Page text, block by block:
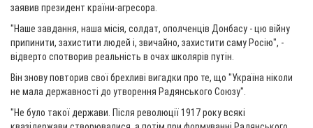
заявив президент країни-агресора.
"Наше завдання, наша місія, солдат, ополченців Донбасу - цю війну
припинити, захистити людей і, звичайно, захистити саму Росію", -
відверто спотворив реальність в очах школярів путін.
Він знову повторив свої брехливі вигадки про те, що "Україна ніколи
не мала державності до утворення Радянського Союзу".
"Не було такої держави. Після революції 1917 року всякі